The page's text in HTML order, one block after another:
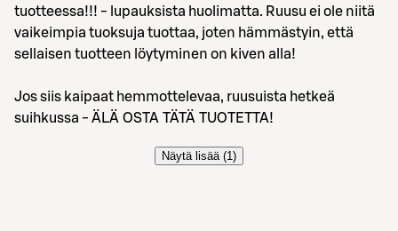
tuotteessa!!! - lupauksista huolimatta. Ruusu ei ole niitä
vaikeimpia tuoksuja tuottaa, joten hämmästyin, että
sellaisen tuotteen löytyminen on kiven alla!
Jos siis kaipaat hemmottelevaa, ruusuista hetkeä
suihkussa - ÄLÄ OSTA TÄTÄ TUOTETTA!
Näytä lisää (1)